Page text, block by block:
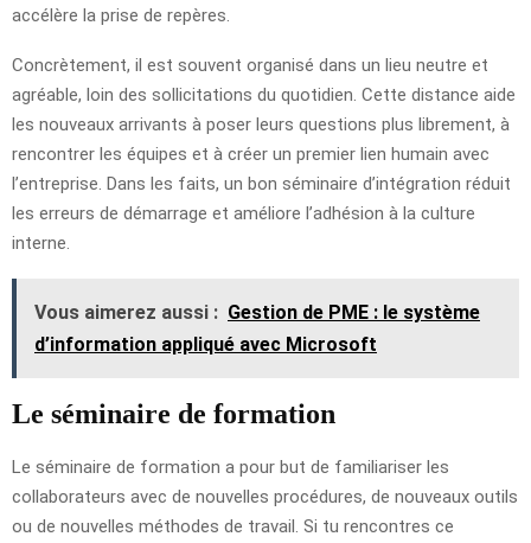
accélère la prise de repères.
Concrètement, il est souvent organisé dans un lieu neutre et
agréable, loin des sollicitations du quotidien. Cette distance aide
les nouveaux arrivants à poser leurs questions plus librement, à
rencontrer les équipes et à créer un premier lien humain avec
l’entreprise. Dans les faits, un bon séminaire d’intégration réduit
les erreurs de démarrage et améliore l’adhésion à la culture
interne.
Vous aimerez aussi : Gestion de PME : le système
d’information appliqué avec Microsoft
Le séminaire de formation
Le séminaire de formation a pour but de familiariser les
collaborateurs avec de nouvelles procédures, de nouveaux outils
ou de nouvelles méthodes de travail. Si tu rencontres ce